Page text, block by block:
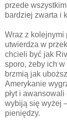
przede wszystkim
bardziej zwarta i
Wraz z kolejnymi
utwierdza w
chcieli być jak
sporo, żeby ich
brzmią jak
Amerykanie
płyt i
wybiją się wyżej
pieniędzy.